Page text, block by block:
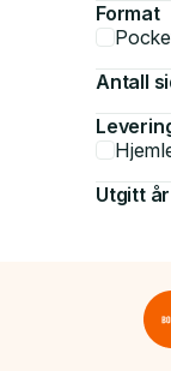
Format
Antall
Utgitt år